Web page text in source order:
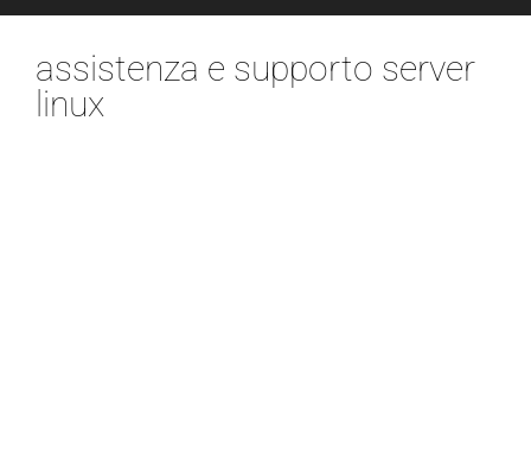
assistenza e supporto server
linux